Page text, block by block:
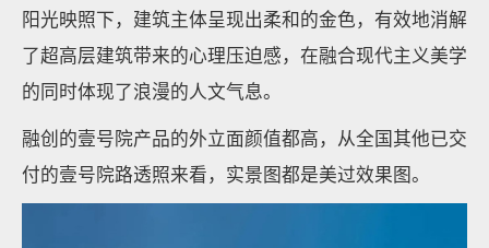
阳光映照下，建筑主体呈现出柔和的金色，有效地消解
了超高层建筑带来的心理压迫感，在融合现代主义美学
的同时体现了浪漫的人文气息。
融创的壹号院产品的外立面颜值都高，从全国其他已交
付的壹号院路透照来看，实景图都是美过效果图。